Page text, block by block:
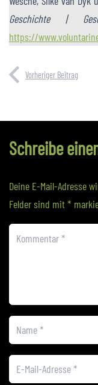
Geschichte |
https://
Vorheriger Beitrag
Schreibe
Deine E-Mail-Adresse
Felder sind mit*